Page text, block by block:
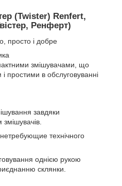
(Twister) Renfert,
Ренферт)
просто і добре
змішувачами, що
простими в обслуговуванні
завдяки
технічного
однією рукою
склянки.